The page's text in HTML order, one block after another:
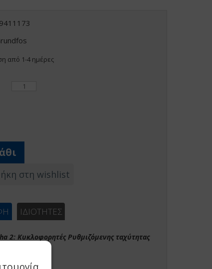
από 1-4 ημέρες
στη wishlist
ΙΔΙΟΤΗΤΕΣ
2: Κυκλοφορητές Ρυθμιζόμενης ταχύτητας